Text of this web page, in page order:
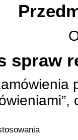
spraw